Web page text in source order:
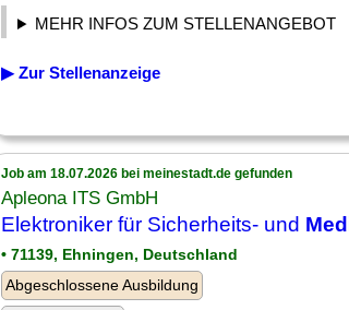
MEHR INFOS ZUM STELLENANGEBOT
▶ Zur Stellenanzeige
Job am 18.07.2026 bei meinestadt.de gefunden
Apleona ITS GmbH
Elektroniker für Sicherheits- und
• 71139, Ehningen, Deutschland
Abgeschlossene Ausbildung